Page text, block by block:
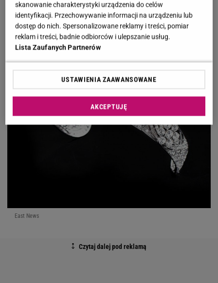
East News
skanowanie charakterystyki urządzenia do celów
identyfikacji. Przechowywanie informacji na urządzeniu lub
dostęp do nich. Spersonalizowane reklamy i treści, pomiar
reklam i treści, badnie odbiorców i ulepszanie usług.
Lista Zaufanych Partnerów
USTAWIENIA ZAAWANSOWANE
AKCEPTUJĘ